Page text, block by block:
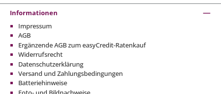
Informationen
Impressum
AGB
Ergänzende AGB zum easyCredit-Ratenkauf
Widerrufsrecht
Datenschutzerklärung
Versand und Zahlungsbedingungen
Batteriehinweise